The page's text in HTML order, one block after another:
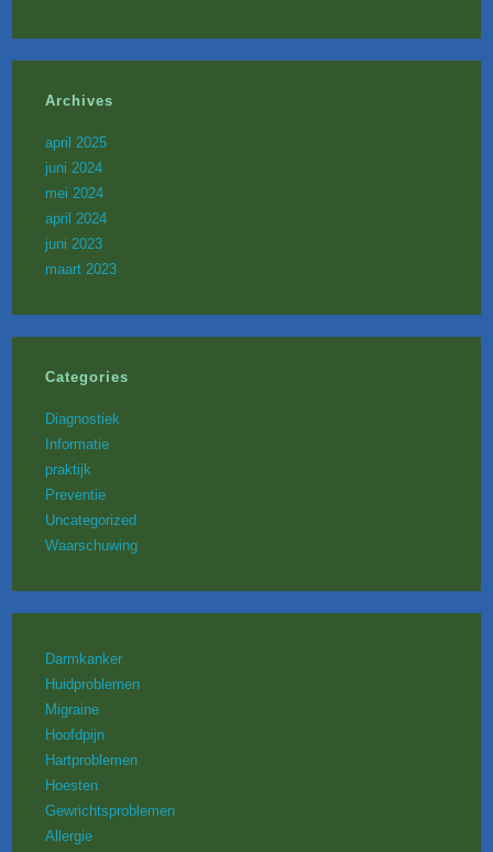
Archives
april 2025
juni 2024
mei 2024
april 2024
juni 2023
maart 2023
Categories
Diagnostiek
Informatie
praktijk
Preventie
Uncategorized
Waarschuwing
Darmkanker
Huidproblemen
Migraine
Hoofdpijn
Hartproblemen
Hoesten
Gewrichtsproblemen
Allergie